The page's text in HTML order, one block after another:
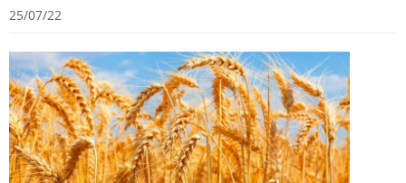
25/07/22